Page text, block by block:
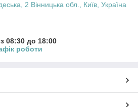
2 Вінницька обл., Київ, Україна
08:30 до 18:00
роботи